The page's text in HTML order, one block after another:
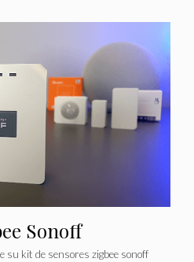
Sonoff
kit de sensores zigbee sonoff